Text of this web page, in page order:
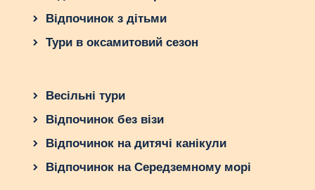
Відпочинок з дітьми
Тури в оксамитовий сезон
Весільні тури
Відпочинок без візи
Відпочинок на дитячі канікули
Відпочинок на Середземному морі